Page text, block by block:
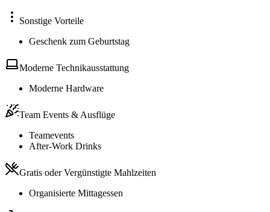
Sonstige Vorteile
Geschenk zum Geburtstag
Moderne Technikausstattung
Moderne Hardware
Team Events & Ausflüge
Teamevents
After-Work Drinks
Gratis oder Vergünstigte Mahlzeiten
Organisierte Mittagessen